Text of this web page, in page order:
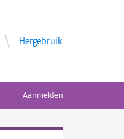
Hergebruik
Aanmelden